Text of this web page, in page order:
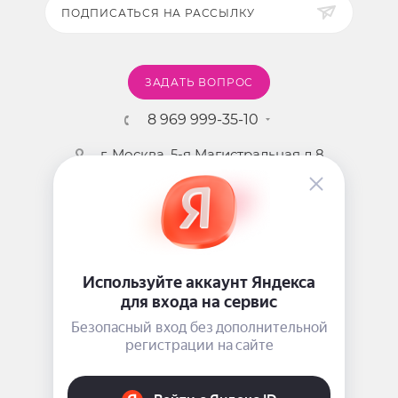
ПОДПИСАТЬСЯ НА РАССЫЛКУ
ЗАДАТЬ ВОПРОС
8 969 999-35-10
г. Москва, 5-я Магистральная д.8
2009 - 2026 ©Pink-Girl.ru